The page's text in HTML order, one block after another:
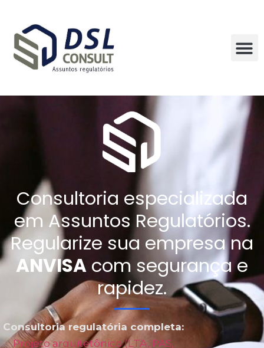
Consultoria especializada
em Assuntos Regulatórios.
Regularize sua empresa na
ANVISA com segurança e
rapidez.
Consultoria regulatória completa:
Projeto arquitetônico (LTA, PAS,